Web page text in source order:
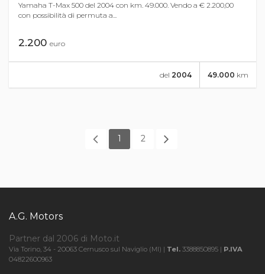
Yamaha T-Max 500 del 2004 con km. 49.000. Vendo a € 2.200,00
con possibilità di permuta a...
2.200 euro
49.000 km
del 2004
1 2
A.G. Motors
Partner dal 2006 di Moto.it
Via Torino, 34 - 20063 Cernusco sul Naviglio (MI) | Tel. 3388850895 | P.IVA
04822600963